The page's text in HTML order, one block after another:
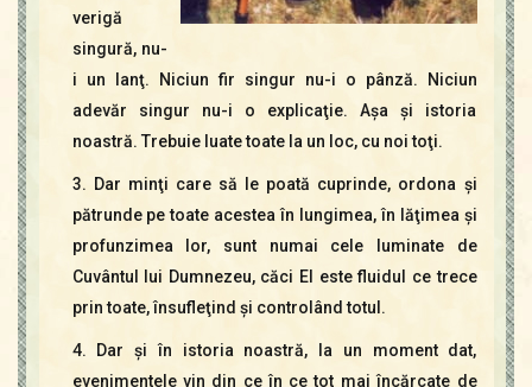
verigă
singură, nu-
i un lanţ. Niciun fir singur nu-i o pânză. Niciun
adevăr singur nu-i o explicaţie. Aşa şi istoria
noastră. Trebuie luate toate la un loc, cu noi toţi.
3. Dar minţi care să le poată cuprinde, ordona şi
pătrunde pe toate acestea în lungimea, în lăţimea şi
profunzimea lor, sunt numai cele luminate de
Cuvântul lui Dumnezeu, căci El este fluidul ce trece
prin toate, însufleţind şi controlând totul.
4. Dar şi în istoria noastră, la un moment dat,
evenimentele vin din ce în ce tot mai încărcate de